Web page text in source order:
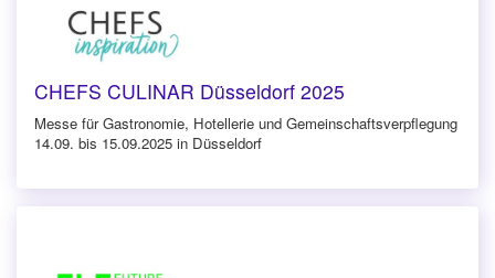
CHEFS CULINAR Düsseldorf 2025
Messe für Gastronomie, Hotellerie und Gemeinschaftsverpflegung
14.09. bis 15.09.2025 in Düsseldorf